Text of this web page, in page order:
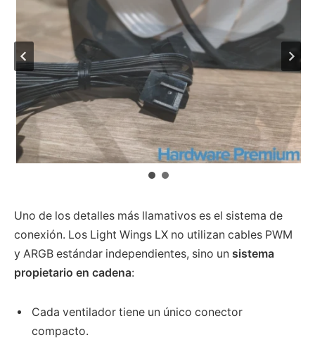
Uno de los detalles más llamativos es el sistema de
conexión. Los Light Wings LX no utilizan cables PWM
y ARGB estándar independientes, sino un sistema
propietario en cadena:
Cada ventilador tiene un único conector
compacto.